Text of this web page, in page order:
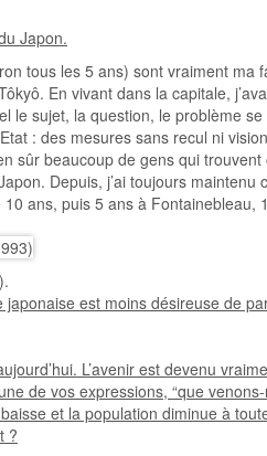
Japon.
tous les 5 ans) sont vraiment
En vivant dans la capitale,
le sujet, la question, le problème
: des mesures sans recul ni
sûr beaucoup de gens qui
Depuis, j’ai toujours
ans, puis 5 ans à
est moins désireuse de
L’avenir est devenu
de vos expressions, “que
et la population diminue à
?